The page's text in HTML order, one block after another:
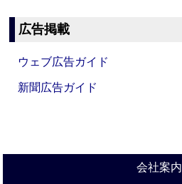
広告掲載
ウェブ広告ガイド
新聞広告ガイド
会社案内